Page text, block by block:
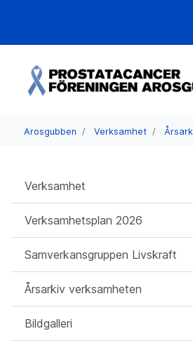
Arosgubben Verksamhet
Verksamhet
Verksamhetsplan 2026
Samverkansgruppen Livskraft
Årsarkiv verksamheten
Bildgalleri